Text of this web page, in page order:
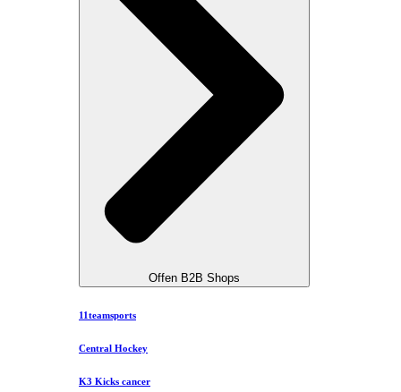
Offen B2B Shops
11teamsports
Central Hockey
K3 Kicks cancer